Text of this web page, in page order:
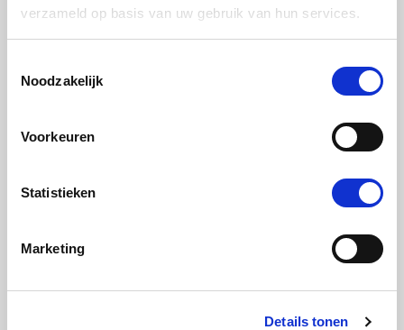
verzameld op basis van uw gebruik van hun services.
Noodzakelijk
Voorkeuren
Statistieken
Marketing
Details tonen